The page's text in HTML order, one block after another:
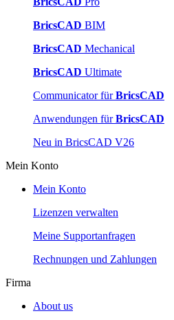
BricsCAD BIM
BricsCAD Mechanical
BricsCAD Ultimate
Communicator fürBricsCAD
Anwendungen fürBricsCAD
Neu in BricsCAD V26
Mein Konto
Mein Konto
Lizenzen verwalten
Meine Supportanfragen
Rechnungen und Zahlungen
Firma
About us